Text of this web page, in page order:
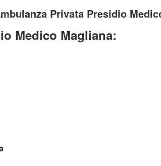
Privata Presidio
Medico Magliana: